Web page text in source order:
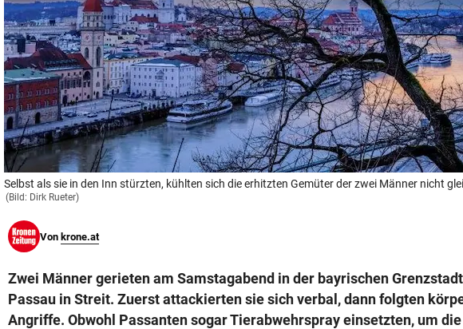
Selbst als sie in den Inn stürzten, kühlten sich die erhitzten Gemüter der zwei Männer nicht
(Bild: Dirk Rueter)
Von krone.at
Zwei Männer gerieten am Samstagabend in der bayrischen Grenzstadt
Passau in Streit. Zuerst attackierten sie sich verbal, dann folgten
Angriffe. Obwohl Passanten sogar Tierabwehrspray einsetzten, um die